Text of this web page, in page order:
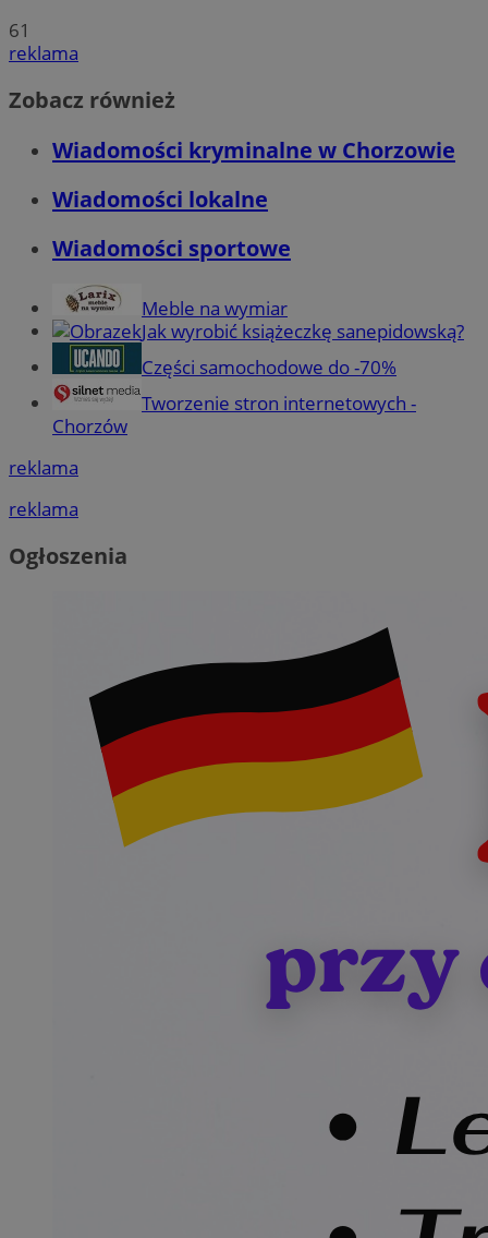
61
reklama
Zobacz również
Wiadomości kryminalne w Chorzowie
Wiadomości lokalne
Wiadomości sportowe
Meble na wymiar
Jak wyrobić książeczkę sanepidowską?
Części samochodowe do -70%
Tworzenie stron internetowych -
Chorzów
reklama
reklama
Ogłoszenia